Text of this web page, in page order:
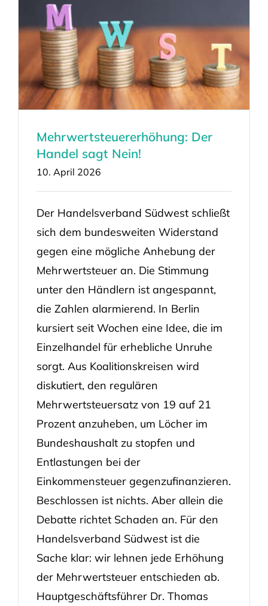
Mehrwertsteuererhöhung: Der
Handel sagt Nein!
10. April 2026
Der Handelsverband Südwest schließt
sich dem bundesweiten Widerstand
gegen eine mögliche Anhebung der
Mehrwertsteuer an. Die Stimmung
unter den Händlern ist angespannt,
die Zahlen alarmierend. In Berlin
kursiert seit Wochen eine Idee, die im
Einzelhandel für erhebliche Unruhe
sorgt. Aus Koalitionskreisen wird
diskutiert, den regulären
Mehrwertsteuersatz von 19 auf 21
Prozent anzuheben, um Löcher im
Bundeshaushalt zu stopfen und
Entlastungen bei der
Einkommensteuer gegenzufinanzieren.
Beschlossen ist nichts. Aber allein die
Debatte richtet Schaden an. Für den
Handelsverband Südwest ist die
Sache klar: wir lehnen jede Erhöhung
der Mehrwertsteuer entschieden ab.
Hauptgeschäftsführer Dr. Thomas